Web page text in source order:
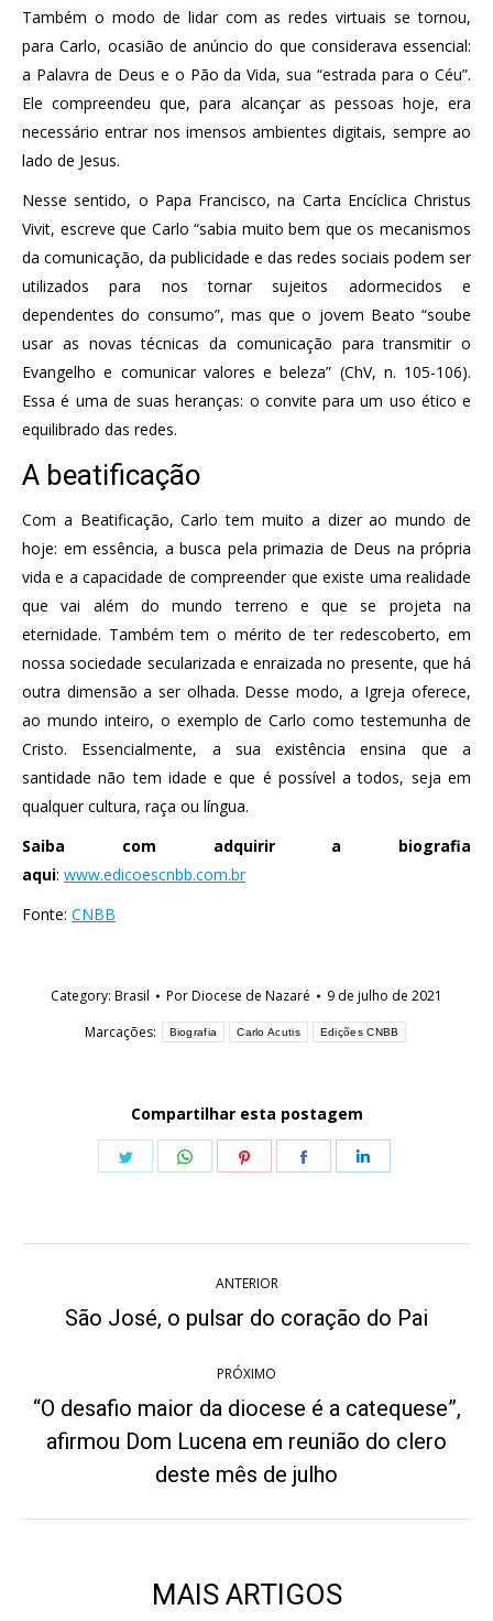
Também o modo de lidar com as redes virtuais se tornou,
para Carlo, ocasião de anúncio do que considerava essencial:
a Palavra de Deus e o Pão da Vida, sua “estrada para o Céu”.
Ele compreendeu que, para alcançar as pessoas hoje, era
necessário entrar nos imensos ambientes digitais, sempre ao
lado de Jesus.
Nesse sentido, o Papa Francisco, na Carta Encíclica Christus
Vivit, escreve que Carlo “sabia muito bem que os mecanismos
da comunicação, da publicidade e das redes sociais podem ser
utilizados para nos tornar sujeitos adormecidos e
dependentes do consumo”, mas que o jovem Beato “soube
usar as novas técnicas da comunicação para transmitir o
Evangelho e comunicar valores e beleza” (ChV, n. 105-106).
Essa é uma de suas heranças: o convite para um uso ético e
equilibrado das redes.
A beatificação
Com a Beatificação, Carlo tem muito a dizer ao mundo de
hoje: em essência, a busca pela primazia de Deus na própria
vida e a capacidade de compreender que existe uma realidade
que vai além do mundo terreno e que se projeta na
eternidade. Também tem o mérito de ter redescoberto, em
nossa sociedade secularizada e enraizada no presente, que há
outra dimensão a ser olhada. Desse modo, a Igreja oferece,
ao mundo inteiro, o exemplo de Carlo como testemunha de
Cristo. Essencialmente, a sua existência ensina que a
santidade não tem idade e que é possível a todos, seja em
qualquer cultura, raça ou língua.
Saiba com adquirir a biografia
aqui: www.edicoescnbb.com.br
Fonte: CNBB
Category: Brasil PorDiocese de Nazaré
9 de julho de 2021
Marcações:
Biografia Carlo Acutis Edições CNBB
Compartilhar esta postagem
Share
Share
Share
Share
ANTERIOR
Post
São José, o pulsar do coração do Pai
PRÓXIMO
Próximo
post:
“O desafio maior da diocese é a catequese”,
afirmou Dom Lucena em reunião do clero
deste mês de julho
MAIS ARTIGOS